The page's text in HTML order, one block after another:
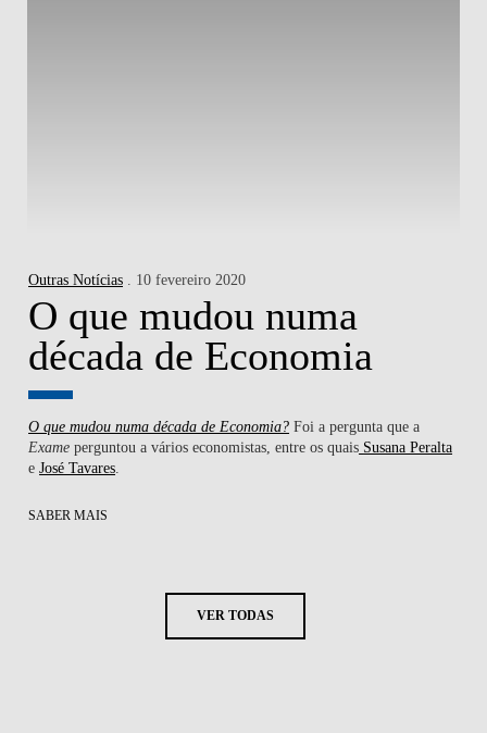
Outras Notícias . 10 fevereiro 2020
O que mudou numa
década de Economia
O que mudou numa década de Economia? Foi a pergunta que a
Exameperguntou a vários economistas, entre os quais Susana Peralta
e José Tavares
SABER MAIS
VER TODAS